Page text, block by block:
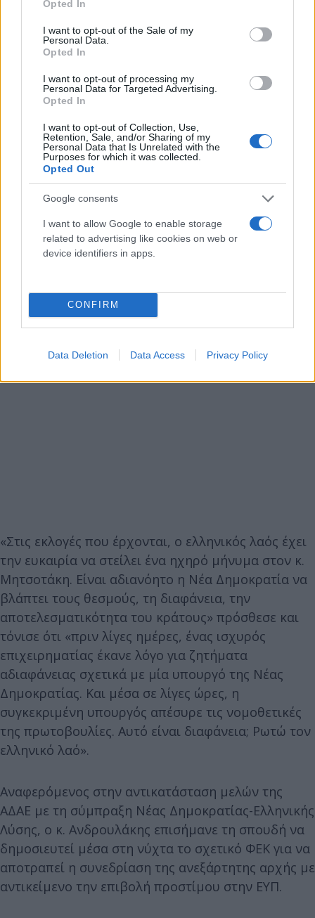
use your data for below specified purposes in below Google
consent section.
Opted In
I want to opt-out of the Sale of my
Personal Data.
Opted In
I want to opt-out of processing my
Personal Data for Targeted Advertising.
Opted In
I want to opt-out of Collection, Use,
Retention, Sale, and/or Sharing of my
Personal Data that Is Unrelated with the
Purposes for which it was collected.
Opted Out
Google consents
I want to allow Google to enable storage
related to advertising like cookies on web or
device identifiers in apps.
CONFIRM
Data Deletion Data Access Privacy Policy
αυτοδιοίκηση της περιφερειακής ανάπτυξης και
της αποκέντρωσης».
«Στις εκλογές που έρχονται, ο ελληνικός λαός έχει
την ευκαιρία να στείλει ένα ηχηρό μήνυμα στον κ.
Μητσοτάκη. Είναι αδιανόητο η Νέα Δημοκρατία να
βλάπτει τους θεσμούς, τη διαφάνεια, την
αποτελεσματικότητα του κράτους» πρόσθεσε και
τόνισε ότι «πριν λίγες ημέρες, ένας ισχυρός
επιχειρηματίας έκανε λόγο για ζητήματα
αδιαφάνειας σχετικά με μία υπουργό της Νέας
Δημοκρατίας. Και μέσα σε λίγες ώρες, η
συγκεκριμένη υπουργός απέσυρε τις νομοθετικές
της πρωτοβουλίες. Αυτό είναι διαφάνεια; Ρωτώ τον
ελληνικό λαό».
Αναφερόμενος στην αντικατάσταση μελών της
ΑΔΑΕ με τη σύμπραξη Νέας Δημοκρατίας-Ελληνικής
Λύσης, ο κ. Ανδρουλάκης επισήμανε τη σπουδή να
δημοσιευτεί μέσα στη νύχτα το σχετικό ΦΕΚ για να
αποτραπεί η συνεδρίαση της ανεξάρτητης αρχής με
αντικείμενο την επιβολή προστίμου στην ΕΥΠ.